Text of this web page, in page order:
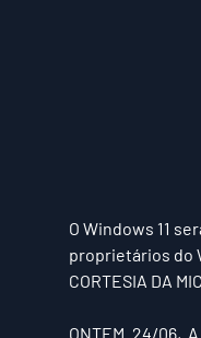
O Windows 11
proprietários do
CORTESIA DA